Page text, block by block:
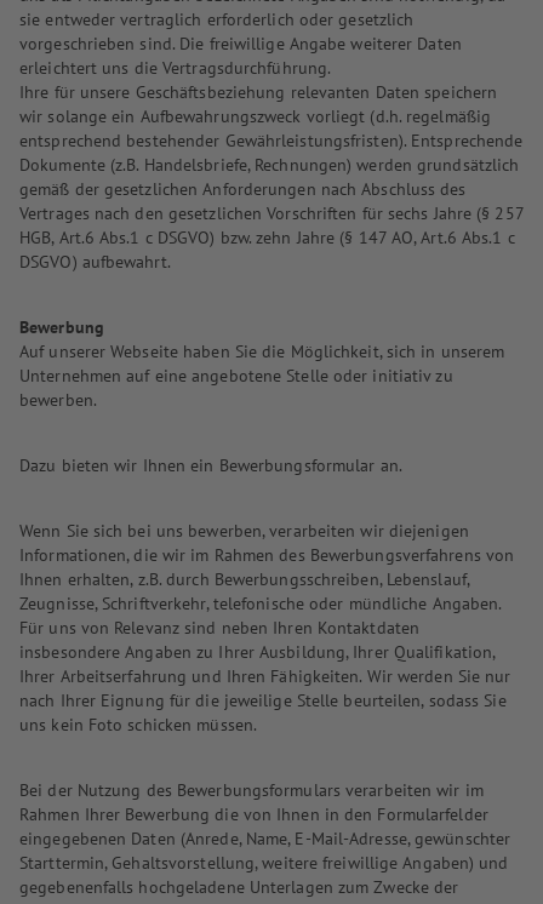
sie entweder vertraglich erforderlich oder gesetzlich
vorgeschrieben sind. Die freiwillige Angabe weiterer Daten
erleichtert uns die Vertragsdurchführung.
Ihre für unsere Geschäftsbeziehung relevanten Daten speichern
wir solange ein Aufbewahrungszweck vorliegt (d.h. regelmäßig
entsprechend bestehender Gewährleistungsfristen). Entsprechende
Dokumente (z.B. Handelsbriefe, Rechnungen) werden grundsätzlich
gemäß der gesetzlichen Anforderungen nach Abschluss des
Vertrages nach den gesetzlichen Vorschriften für sechs Jahre (§ 257
HGB, Art.6 Abs.1 c DSGVO) bzw. zehn Jahre (§ 147 AO, Art.6 Abs.1 c
DSGVO) aufbewahrt.
Bewerbung
Auf unserer Webseite haben Sie die Möglichkeit, sich in unserem
Unternehmen auf eine angebotene Stelle oder initiativ zu
bewerben.
Dazu bieten wir Ihnen ein Bewerbungsformular an.
Wenn Sie sich bei uns bewerben, verarbeiten wir diejenigen
Informationen, die wir im Rahmen des Bewerbungsverfahrens von
Ihnen erhalten, z.B. durch Bewerbungsschreiben, Lebenslauf,
Zeugnisse, Schriftverkehr, telefonische oder mündliche Angaben.
Für uns von Relevanz sind neben Ihren Kontaktdaten
insbesondere Angaben zu Ihrer Ausbildung, Ihrer Qualifikation,
Ihrer Arbeitserfahrung und Ihren Fähigkeiten. Wir werden Sie nur
nach Ihrer Eignung für die jeweilige Stelle beurteilen, sodass Sie
uns kein Foto schicken müssen.
Bei der Nutzung des Bewerbungsformulars verarbeiten wir im
Rahmen Ihrer Bewerbung die von Ihnen in den Formularfelder
eingegebenen Daten (Anrede, Name, E-Mail-Adresse, gewünschter
Starttermin, Gehaltsvorstellung, weitere freiwillige Angaben) und
gegebenenfalls hochgeladene Unterlagen zum Zwecke der